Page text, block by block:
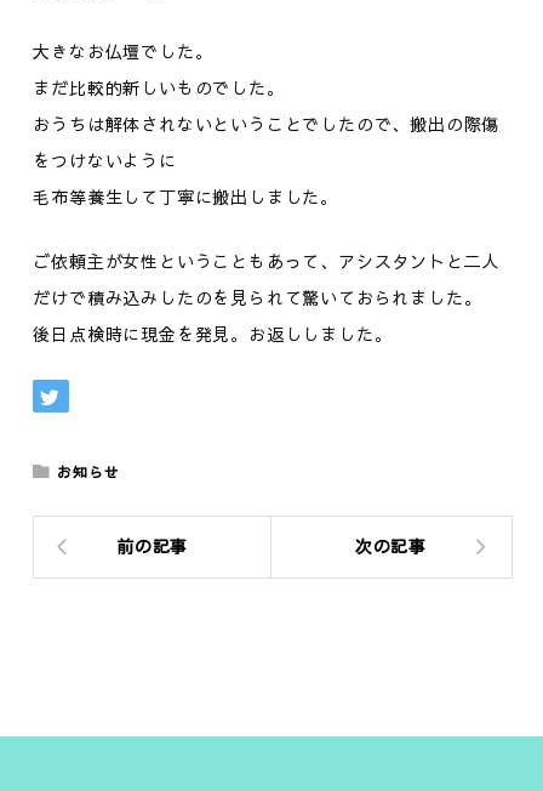
大きなお仏壇でした。
まだ比較的新しいものでした。
おうちは解体されないということでしたので、搬出の際傷
をつけないように
毛布等養生して丁寧に搬出しました。
ご依頼主が女性ということもあって、アシスタントと二人
だけで積み込みしたのを見られて驚いておられました。
後日点検時に現金を発見。お返ししました。
お知らせ
前の記事 次の記事